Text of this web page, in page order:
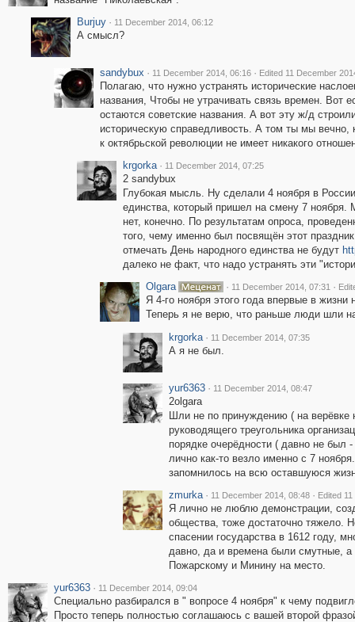
Burjuy · 11 December 2014, 06:12
А смысл?
sandybux · 11 December 2014, 06:16 · Edited 11 December
Полагаю, что нужно устранять исторические
названия, Чтобы не утрачивать связь времен. Вот
остаются советские названия. А вот эту ж/д
историческую справедливость. А том ты мы
к октябрьской революции не имеет никакого
krgorka · 11 December 2014, 07:25
2 sandybux
Глубокая мысль. Ну сделали 4 ноября в
единства, который пришел на смену 7 ноября.
нет, конечно. По результатам опроса,
того, чему именно был посвящён этот
отмечать День народного единства не будут
далеко не факт, что надо устранять эти
Olgara
· 11 December 2014, 07:31 ·
Я 4-го ноября этого года впервые в
Теперь я не верю, что раньше люди шли
krgorka · 11 December 2014, 07:35
А я не был.
yur6363 · 11 December 2014, 08:47
2olgara
Шли не по принуждению ( на верёвке
руководящего треугольника
порядке очерёдности ( давно не
лично как-то везло именно с 7
запомнилось на всю оставшуюся
zmurka · 11 December 2014, 08:48 · Edited
Я лично не люблю демонстрации,
общества, тоже достаточно тяжело.
спасении государства в 1612 году,
давно, да и времена были смутные, а
Пожарскому и Минину на место.
yur6363 · 11 December 2014, 09:04
Специально разбирался в " вопросе 4 ноября" к чему
Просто теперь полностью соглашаюсь с вашей второй